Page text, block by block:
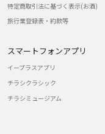
特定商取引法に基づく表示(お酒)
旅行業登録表・約款等
スマートフォンアプリ
イープラスアプリ
チラシクラシック
チラシミュージアム